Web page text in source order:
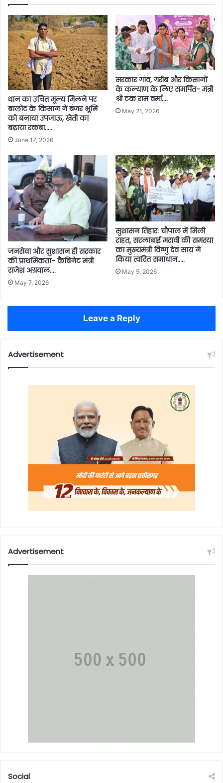
धान का उचित मूल्य मिलने पर
बालोद के किसान ने बंजर भूमि
को बनाया उपजाऊ, खेती का
बढ़ाया रकबा…..
June 17, 2026
सरकार गांव, गरीब और किसानों
के कल्याण के लिए समर्पित- मंत्री
श्री टंक राम वर्मा….
May 21, 2026
जनसेवा और सुशासन ही सरकार
की प्राथमिकता- कैबिनेट मंत्री
राजेश अग्रवाल….
May 7, 2026
सुशासन तिहार: चौपाल में मिली
राहत, सरलाबाई मरावी की समस्या
का मुख्यमंत्री विष्णु देव साय ने
किया त्वरित समाधान…..
May 5, 2026
Leave a Reply
Advertisement
Advertisement
Social